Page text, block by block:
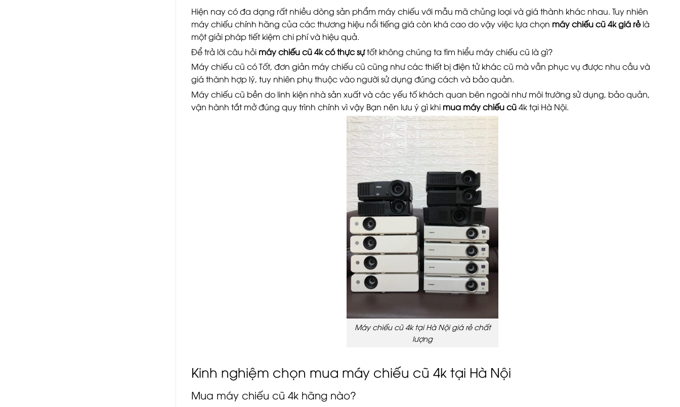
Hiện nay có đa dạng rất nhiều dòng sản phẩm máy chiếu với mẫu mã chủng loại và giá thành khác nhau. Tuy nhiên
máy chiếu chính hãng của các thương hiệu nổi tiếng giá còn khá cao do vậy việc lựa chọn máy chiếu cũ 4k giá rẻlà
một giải pháp tiết kiệm chi phí và hiệu quả.
Để trả lời câu hỏi máy chiếu cũ 4k có thực sựtốt không chúng ta tìm hiểu máy chiếu cũ là gì?
Máy chiếu cũ có Tốt, đơn giản máy chiếu cũ cũng như các thiết bị điện tử khác cũ mà vẫn phục vụ được nhu cầu và
giá thành hợp lý, tuy nhiên phụ thuộc vào người sử dụng đúng cách và bảo quản.
Máy chiếu cũ bền do linh kiện nhà sản xuất và các yếu tố khách quan bên ngoài như môi trường sử dụng, bảo quản,
vận hành tắt mở đúng quy trình chính vì vậy Bạn nên lưu ý gì khi mua máy chiếu cũ4k tại Hà Nội.
Máy chiếu cũ 4k tại Hà Nội giá rẻ chất
lượng
Kinh nghiệm chọn mua máy chiếu cũ 4k tại Hà Nội
Mua máy chiếu cũ 4k hãng nào?